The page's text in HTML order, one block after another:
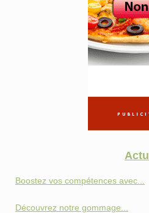
Actu
Boostez vos compétences avec...
Découvrez notre gommage...